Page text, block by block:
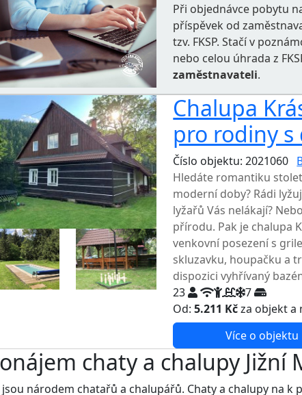
Při objednávce pobytu
příspěvek od
tzv. FKSP. Stačí v
nebo celou úhrada z
zaměstnavateli.
Chalupa
pro rodiny
Číslo objektu: 2021060
Hledáte romantiku
moderní doby? Rádi
lyžařů Vás nelákají?
přírodu. Pak je chalupa
venkovní posezení s
skluzavku, houpačku a
dispozici vyhřívaný
23
7
Od:5.211 Kčza objekt a
Více o objektu
chaty a chalupy Jižní
jsou národem chatařů a chalupářů. Chaty a chalupy na